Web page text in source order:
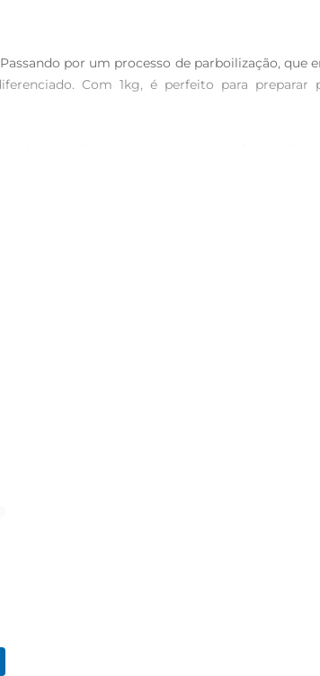
por um processo de parboilização, que
Com 1kg, é perfeito para preparar
do Arroz Camil uma opção saudável para
luz direta. Após aberto, mantenha em um